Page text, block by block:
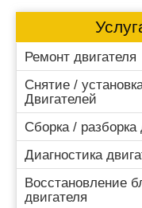
Ремонт двигателя
Снятие /
Двигателей
Сборка / разборка
Диагностика
Восстановление
двигателя